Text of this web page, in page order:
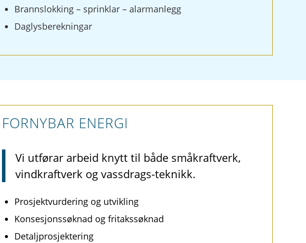
Brannslokking – sprinklar – alarmanlegg
Daglysberekningar
FORNYBAR ENERGI
Vi utførar arbeid knytt til både småkraftverk,
vindkraftverk og vassdrags-teknikk.
Prosjektvurdering og utvikling
Konsesjonssøknad og fritakssøknad
Detaljprosjektering